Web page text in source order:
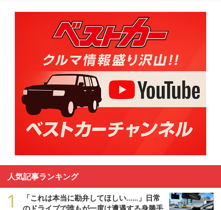
人気記事ランキング
1
「これは本当に勘弁してほしい……」日常